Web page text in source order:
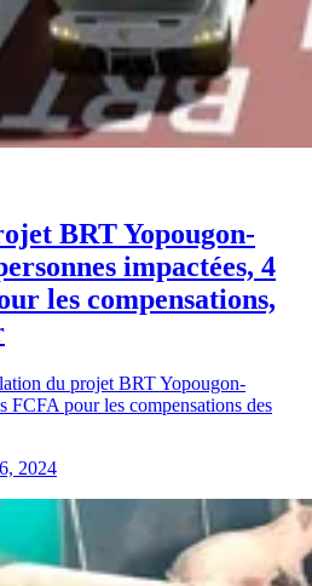
BRT Yopougon-
impactées, 4
les compensations,
du projet BRT Yopougon-
pour les compensations des
2024